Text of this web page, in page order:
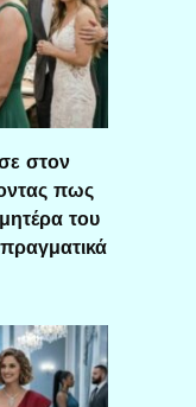
στον
πως
του